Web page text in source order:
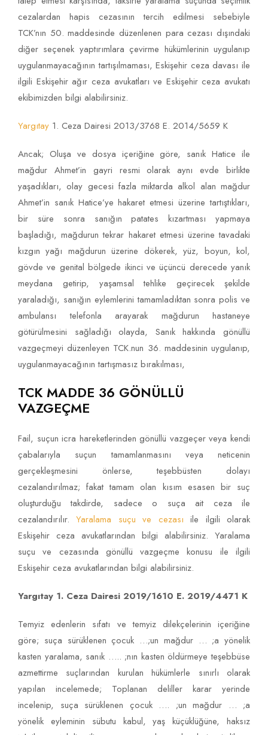
cezalardan hapis cezasının tercih edilmesi sebebiyle
TCK’nın 50. maddesinde düzenlenen para cezası dışındaki
diğer seçenek yaptırımlara çevirme hükümlerinin uygulanıp
uygulanmayacağının tartışılmaması, Eskişehir ceza davası ile
ilgili Eskişehir ağır ceza avukatları ve Eskişehir ceza avukatı
ekibimizden bilgi alabilirsiniz.
Yargıtay 1. Ceza Dairesi 2013/3768 E. 2014/5659 K
Ancak; Oluşa ve dosya içeriğine göre, sanık Hatice ile
mağdur Ahmet’in gayri resmi olarak aynı evde birlikte
yaşadıkları, olay gecesi fazla miktarda alkol alan mağdur
Ahmet’in sanık Hatice’ye hakaret etmesi üzerine tartıştıkları,
bir süre sonra sanığın patates kızartması yapmaya
başladığı, mağdurun tekrar hakaret etmesi üzerine tavadaki
kızgın yağı mağdurun üzerine dökerek, yüz, boyun, kol,
gövde ve genital bölgede ikinci ve üçüncü derecede yanık
meydana getirip, yaşamsal tehlike geçirecek şekilde
yaraladığı, sanığın eylemlerini tamamladıktan sonra polis ve
ambulansı telefonla arayarak mağdurun hastaneye
götürülmesini sağladığı olayda, Sanık hakkında gönüllü
vazgeçmeyi düzenleyen TCK.nun 36. maddesinin uygulanıp,
uygulanmayacağının tartışmasız bırakılması,
TCK MADDE 36 GÖNÜLLÜ
VAZGEÇME
Fail, suçun icra hareketlerinden gönüllü vazgeçer veya kendi
çabalarıyla suçun tamamlanmasını veya neticenin
gerçekleşmesini önlerse, teşebbüsten dolayı
cezalandırılmaz; fakat tamam olan kısım esasen bir suç
oluşturduğu takdirde, sadece o suça ait ceza ile
cezalandırılır.Yaralama suçu ve cezası ile ilgili olarak
Eskişehir ceza avukatlarından bilgi alabilirsiniz. Yaralama
suçu ve cezasında gönüllü vazgeçme konusu ile ilgili
Eskişehir ceza avukatlarından bilgi alabilirsiniz.
Yargıtay 1. Ceza Dairesi 2019/1610 E. 2019/4471 K
Temyiz edenlerin sıfatı ve temyiz dilekçelerinin içeriğine
göre; suça sürüklenen çocuk …;un mağdur … ;a yönelik
kasten yaralama, sanık ….. ;nın kasten öldürmeye teşebbüse
azmettirme suçlarından kurulan hükümlerle sınırlı olarak
yapılan incelemede; Toplanan deliller karar yerinde
incelenip, suça sürüklenen çocuk …. ;un mağdur … ;a
yönelik eyleminin sübutu kabul, yaş küçüklüğüne, haksız